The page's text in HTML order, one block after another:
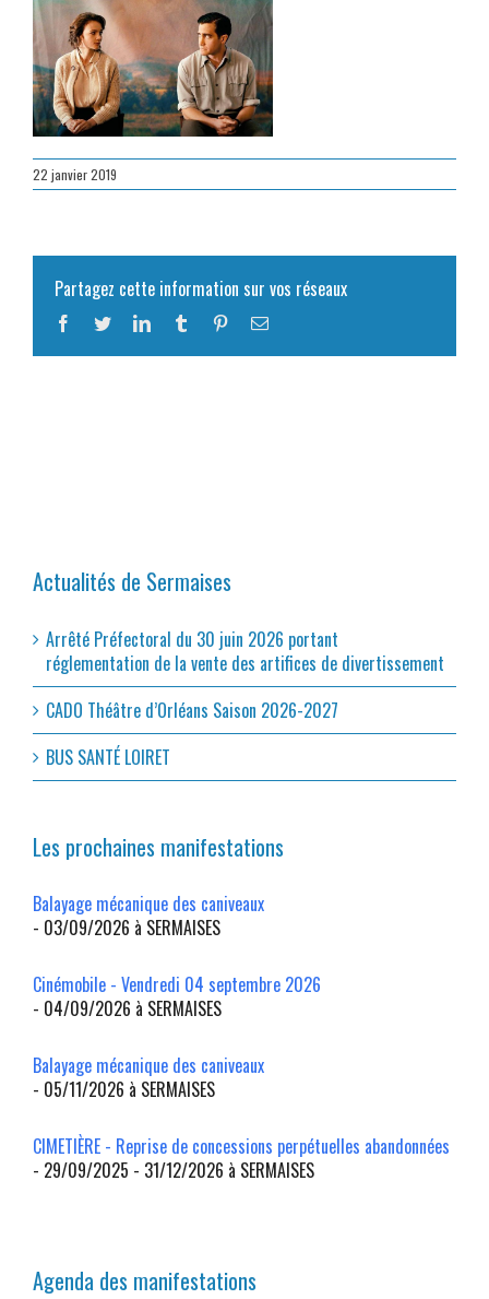
22 janvier 2019
Partagez cette information sur vos réseaux
Facebook
TwitterLinkedInTumblr PinterestEmail
Actualités de Sermaises
Arrêté Préfectoral du 30 juin 2026 portant
réglementation de la vente des artifices de divertissement
CADO Théâtre d’Orléans Saison 2026-2027
BUS SANTÉ LOIRET
Les prochaines manifestations
Balayage mécanique des caniveaux
- 03/09/2026 à SERMAISES
Cinémobile - Vendredi 04 septembre 2026
- 04/09/2026 à SERMAISES
Balayage mécanique des caniveaux
- 05/11/2026 à SERMAISES
CIMETIÈRE - Reprise de concessions perpétuelles abandonnées
- 29/09/2025 - 31/12/2026 à SERMAISES
Agenda des manifestations